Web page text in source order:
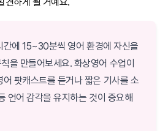
간에 15~30분씩 영어 환경에 자신을
을 만들어보세요. 화상영어 수업이
어 팟캐스트를 듣거나 짧은 기사를 소
언어 감각을 유지하는 것이 중요해